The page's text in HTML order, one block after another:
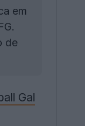
em
de
Gal